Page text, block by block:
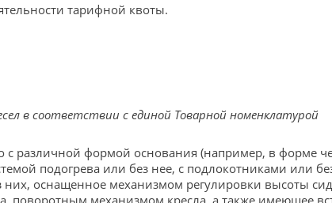
тарифной квоты.
в соответствии с единой Товарной номенклатурой
с различной формой основания (например, в форме
подогрева или без нее, с подлокотниками или
оснащенное механизмом регулировки высоты
поворотным механизмом кресла, а также имеющее